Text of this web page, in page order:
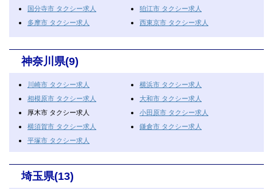
国分寺市 タクシー求人
狛江市 タクシー求人
多摩市 タクシー求人
西東京市 タクシー求人
神奈川県(9)
川崎市 タクシー求人
横浜市 タクシー求人
相模原市 タクシー求人
大和市 タクシー求人
厚木市 タクシー求人
小田原市 タクシー求人
横須賀市 タクシー求人
鎌倉市 タクシー求人
平塚市 タクシー求人
埼玉県(13)